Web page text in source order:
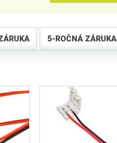
5-ROČNÁ ZÁRUKA